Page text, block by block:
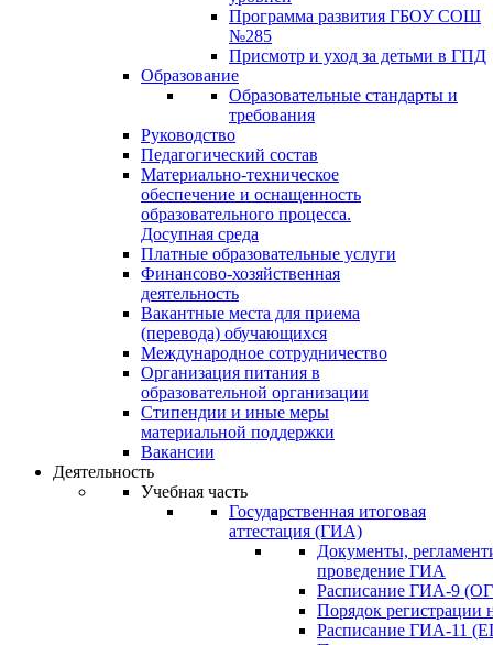
Программа развития ГБОУ СОШ
№285
Присмотр и уход за детьми в ГПД
Образование
Образовательные стандарты и
требования
Руководство
Педагогический состав
Материально-техническое
обеспечение и оснащенность
образовательного процесса.
Досупная среда
Платные образовательные услуги
Финансово-хозяйственная
деятельность
Вакантные места для приема
(перевода) обучающихся
Международное сотрудничество
Организация питания в
образовательной организации
Стипендии и иные меры
материальной поддержки
Вакансии
Деятельность
Учебная часть
Государственная итоговая
аттестация (ГИА)
Документы,
проведение ГИА
Расписание ГИА-9
Порядок регистрации
Расписание ГИА-11